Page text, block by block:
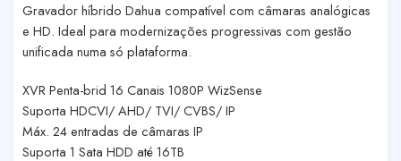
Gravador híbrido Dahua compatível com câmaras analógicas
e HD. Ideal para modernizações progressivas com gestão
unificada numa só plataforma.
XVR Penta-brid 16 Canais 1080P WizSense
Suporta HDCVI/ AHD/ TVI/ CVBS/ IP
Máx. 24 entradas de câmaras IP
Suporta 1 Sata HDD até 16TB